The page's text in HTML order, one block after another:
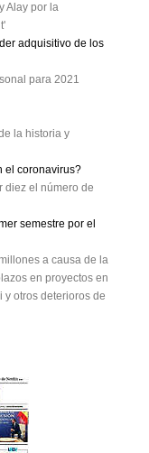
Alay por la
adquisitivo de los
para 2021
la historia y
el coronavirus?
diez el número de
semestre por el
a causa de la
en proyectos en
y otros deterioros de